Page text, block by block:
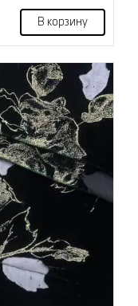
В корзину